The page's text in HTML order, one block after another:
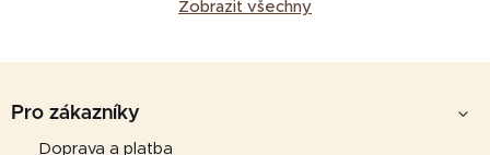
Zobrazit všechny
Pro zákazníky
Doprava a platba